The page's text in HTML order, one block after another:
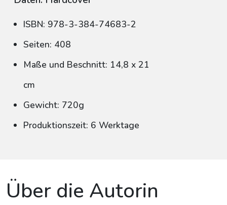
ISBN: 978-3-384-74683-2
Seiten: 408
Maße und Beschnitt: 14,8 x 21
cm
Gewicht: 720g
Produktionszeit: 6 Werktage
Über die Autorin